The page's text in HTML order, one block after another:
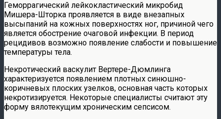
Геморрагический лейкокластический микробид
Мишера-Шторка проявляется в виде внезапных
высыпаний на кожных поверхностях ног, причиной чего
является обострение очаговой инфекции. В период
рецидивов возможно появление слабости и повышение
температуры тела.
Некротический васкулит Вертере-Дюмлинга
характеризуется появлением плотных синюшно-
коричневых плоских узелков, основная часть которых
некротизируется. Некоторые специалисты считают эту
форму вялотекущим хроническим сепсисом.